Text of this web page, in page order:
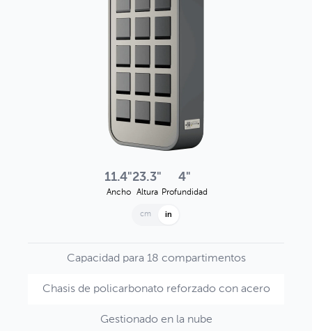
11.4"
Ancho
23.3"
Altura
4"
Profundidad
cm in
Capacidad para 18 compartimentos
Chasis de policarbonato reforzado con acero
Gestionado en la nube